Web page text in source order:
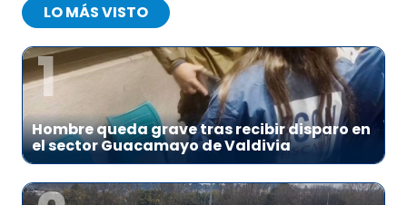
LO MÁS VISTO
1
Hombre queda grave tras recibir disparo en
el sector Guacamayo de Valdivia